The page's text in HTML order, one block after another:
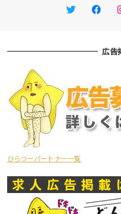
Twitter
広告
ひらつーパートナー一覧